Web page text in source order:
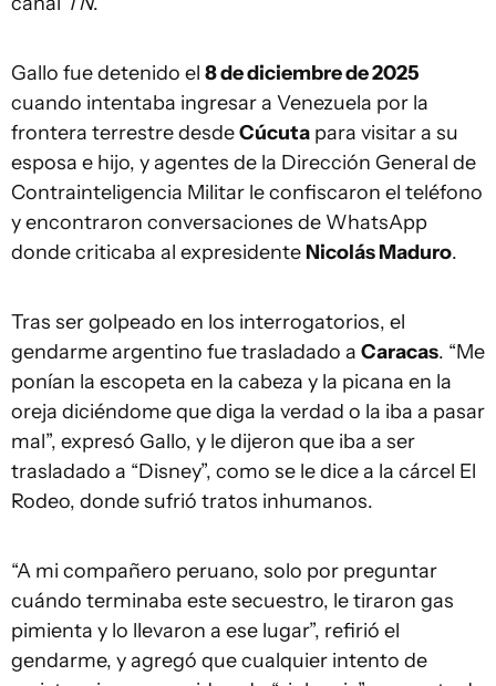
Gallo fue detenido el 8 de diciembre de 2025
cuando intentaba ingresar a Venezuela por la
frontera terrestre desdeCúcuta para visitar a su
esposa e hijo, y agentes de la Dirección General de
Contrainteligencia Militar le confiscaron el teléfono
y encontraron conversaciones de WhatsApp
donde criticaba al expresidente Nicolás Maduro.
Tras ser golpeado en los interrogatorios, el
gendarme argentino fue trasladado a Caracas. “Me
ponían la escopeta en la cabeza y la picana en la
oreja diciéndome que diga la verdad o la iba a pasar
mal”, expresó Gallo, y le dijeron que iba a ser
trasladado a “Disney”, como se le dice a la cárcel El
Rodeo, donde sufrió tratos inhumanos.
“A mi compañero peruano, solo por preguntar
cuándo terminaba este secuestro, le tiraron gas
pimienta y lo llevaron a ese lugar”, refirió el
gendarme, y agregó que cualquier intento de